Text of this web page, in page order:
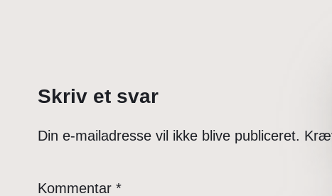
Skriv et svar
Din e-mailadresse vil ikke blive publiceret.
Kommentar *